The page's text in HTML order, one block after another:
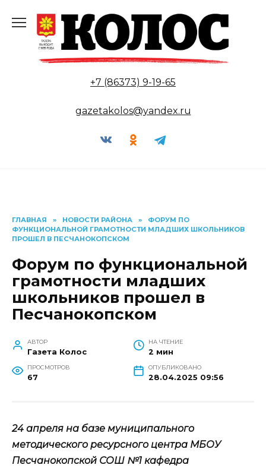
содержанию
+7 (86373) 9-19-65
gazetakolos@yandex.ru
ГЛАВНАЯ » НОВОСТИ РАЙОНА »
ФОРУМ ПО
ФУНКЦИОНАЛЬНОЙ ГРАМОТНОСТИ МЛАДШИХ ШКОЛЬНИКОВ
ПРОШЕЛ В ПЕСЧАНОКОПСКОМ
Форум по функциональной
грамотности младших
школьников прошел в
Песчанокопском
АВТОР
Газета Колос
НА ЧТЕНИЕ
2 мин
ПРОСМОТРОВ
67
ОПУБЛИКОВАНО
28.04.2025 09:56
24 апреля на базе муниципального
методического ресурсного центра МБОУ
Песчанокопской СОШ №1 кафедра